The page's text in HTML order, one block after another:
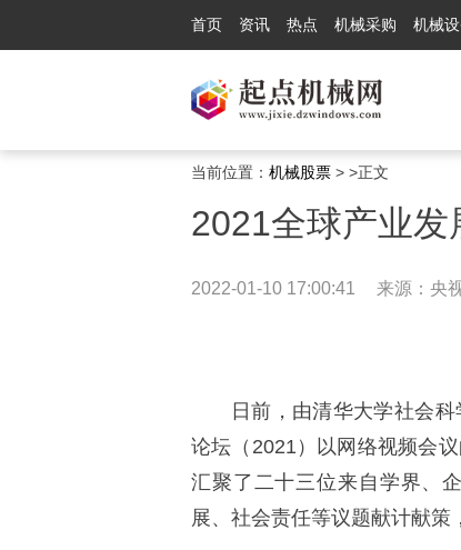
首页 资讯 热点 机械采购 机械
当前位置： 机械股票 > >正文
2021全球产业
2022-01-10 17:00:41 来源：央
日前，由清华大学社会
论坛（2021）以网络视频会
汇聚了二十三位来自学界、
展、社会责任等议题献计献策